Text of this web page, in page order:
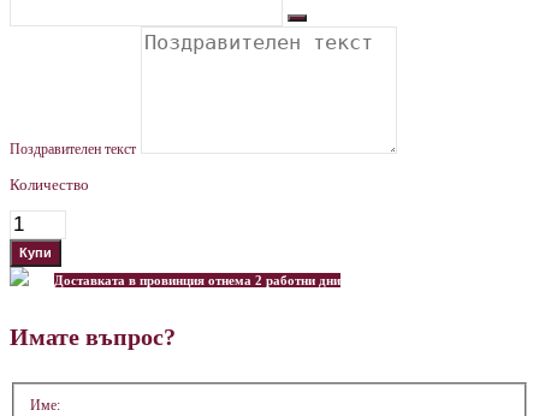
Поздравителен текст
Количество
Доставката в провинция отнема 2 работни дни
Имате въпрос?
Име: